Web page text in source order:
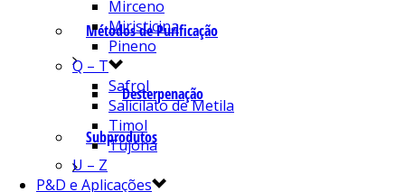
Métodos de Purificação
Desterpenação
Subprodutos
Mirceno
Miristicina
Pineno
Q – T
Safrol
Salicilato de Metila
Timol
Tujona
U – Z
P&D e Aplicações